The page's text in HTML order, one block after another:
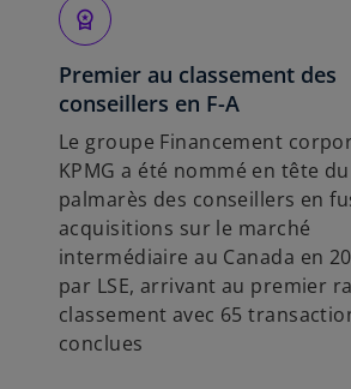
Premier au classement des
conseillers en F-A
Le groupe Financement
KPMG a été nommé en tête du
palmarès des conseillers en
acquisitions sur le marché
intermédiaire au Canada en
par LSE, arrivant au premier
classement avec 65
conclues